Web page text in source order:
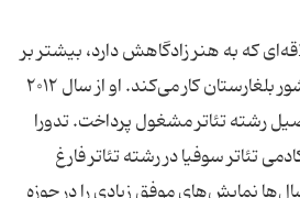
که به هنر زادگاهش دارد، بیشتر بر
روی نمایش‌های اصیل کشور بلغارستان کار می‌کند. او از سال ۲۰۱۲
رشته تئاتر مشغول پرداخت. تدورا
تئاتر سوفیا در رشته تئاتر فارغ